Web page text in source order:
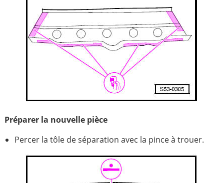
Préparer la nouvelle pièce
Percer la tôle de séparation avec la pince à trouer.